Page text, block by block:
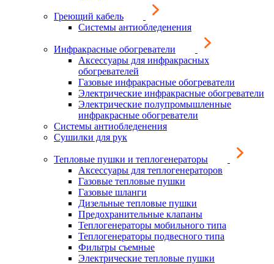
Греющий кабель
Системы антиобледенения
Инфракрасные обогреватели
Аксессуары для инфракрасных
обогревателей
Газовые инфракрасные обогреватели
Электрические инфракрасные обогреватели
Электрические полупромышленные
инфракрасные обогреватели
Системы антиобледенения
Сушилки для рук
Тепловые пушки и теплогенераторы
Аксессуары для теплогенераторов
Газовые тепловые пушки
Газовые шланги
Дизельные тепловые пушки
Предохранительные клапаны
Теплогенераторы мобильного типа
Теплогенераторы подвесного типа
Фильтры съемные
Электрические тепловые пушки